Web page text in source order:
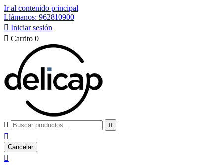
Ir al contenido principal
Llámanos: 962810900
 Iniciar sesión
 Carrito 0
 

Cancelar
